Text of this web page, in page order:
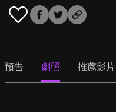
預告 劇照 推薦影片